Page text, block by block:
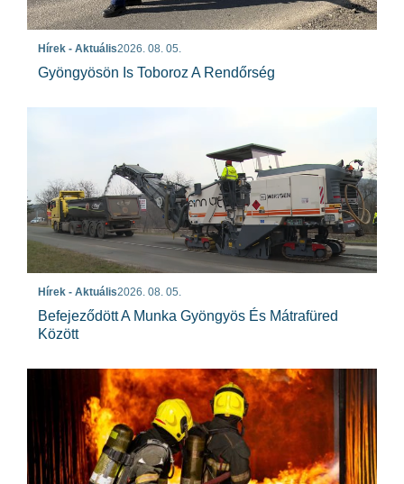
Hírek - Aktuális2026. 08. 05.
Gyöngyösön Is Toboroz A Rendőrség
Hírek - Aktuális2026. 08. 05.
Befejeződött A Munka Gyöngyös És Mátrafüred
Között